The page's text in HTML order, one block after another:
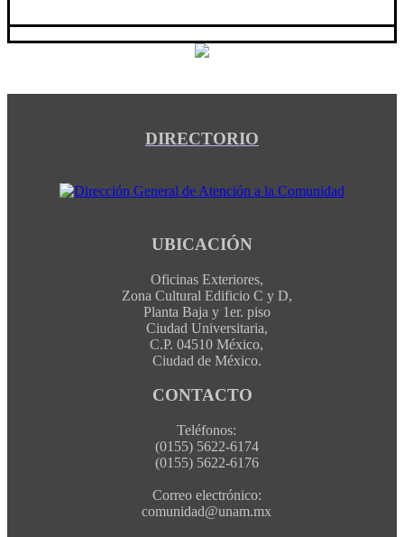
DIRECTORIO
UBICACIÓN
Oficinas Exteriores,
Zona Cultural Edificio C y D,
Planta Baja y 1er. piso
Ciudad Universitaria,
C.P. 04510 México,
Ciudad de México.
CONTACTO
Teléfonos:
(0155) 5622-6174
(0155) 5622-6176
Correo electrónico:
comunidad@unam.mx